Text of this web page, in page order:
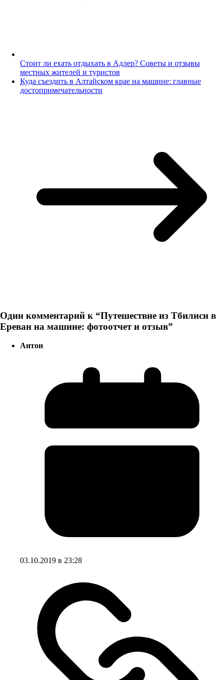
Стоит ли ехать отдыхать в Адлер? Советы и отзывы
местных жителей и туристов
Куда съездить в Алтайском крае на машине: главные
достопримечательности
Один комментарий к “Путешествие из Тбилиси в
Ереван на машине: фотоотчет и отзыв”
Антон
03.10.2019 в 23:28